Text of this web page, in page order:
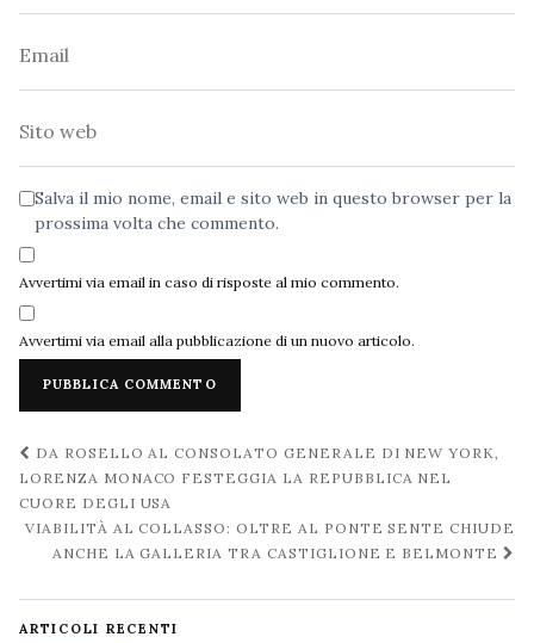
Salva il mio nome, email e sito web in questo browser per la
prossima volta che commento.
Avvertimi via email in caso di risposte al mio commento.
Avvertimi via email alla pubblicazione di un nuovo articolo.
Navigazione
post
DA ROSELLO AL CONSOLATO GENERALE DI NEW YORK,
LORENZA MONACO FESTEGGIA LA REPUBBLICA NEL
CUORE DEGLI USA
VIABILITÀ AL COLLASSO: OLTRE AL PONTE SENTE CHIUDE
ANCHE LA GALLERIA TRA CASTIGLIONE E BELMONTE
ARTICOLI RECENTI